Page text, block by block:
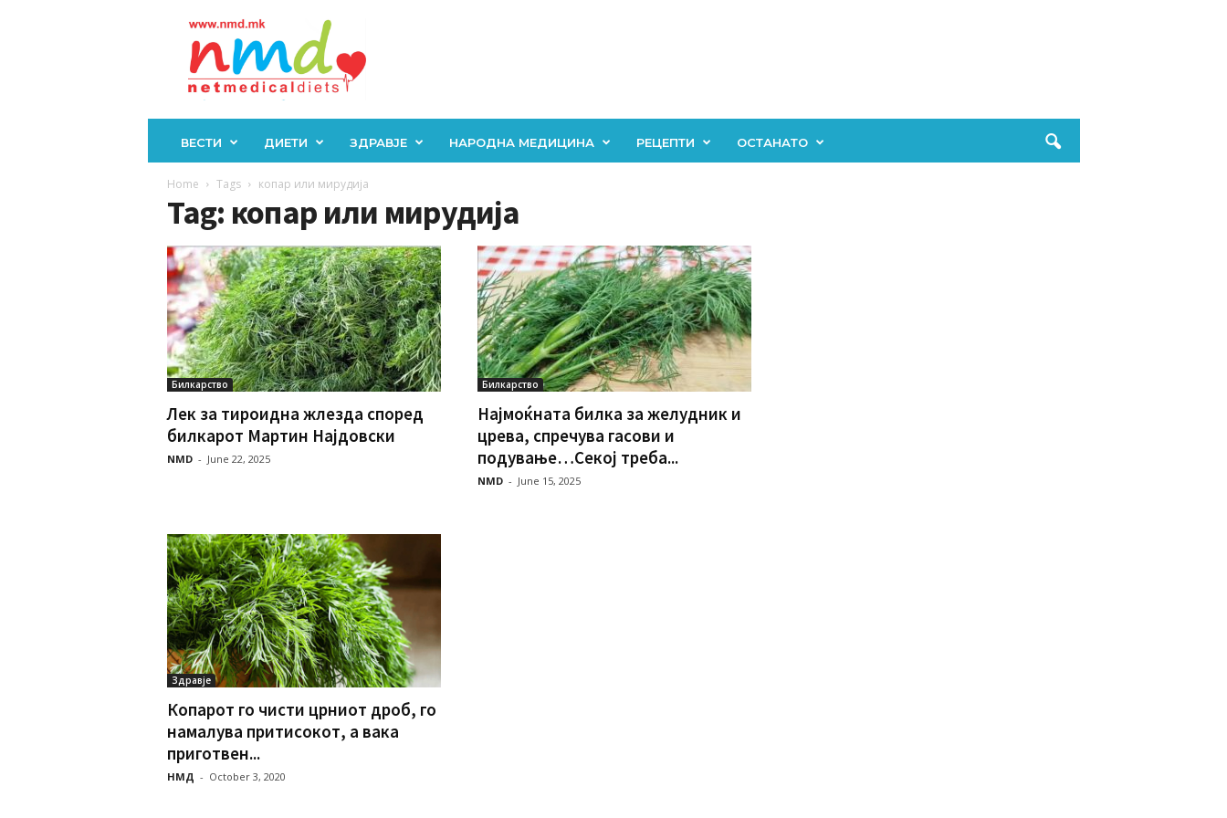
ВЕСТИ ДИЕТИ ЗДРАВЈЕ НАРОДНА МЕДИЦИНА РЕЦЕПТИ ОСТАНАТО
Home Tags копар или мирудија
Tag: копар или мирудија
Билкарство
Лек за тироидна жлезда според
билкарот Мартин Најдовски
NMD - June 22, 2025
Билкарство
Најмоќната билка за желудник и
црева, спречува гасови и
подување…Секој треба...
NMD - June 15, 2025
Здравје
Копарот го чисти црниот дроб, го
намалува притисокот, а вака
приготвен...
НМД - October 3, 2020